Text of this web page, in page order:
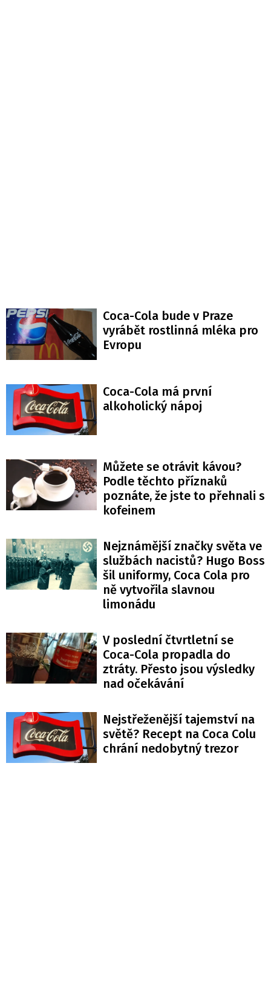
Coca-Cola bude v Praze
vyrábět rostlinná mléka pro
Evropu
Coca-Cola má první
alkoholický nápoj
Můžete se otrávit kávou?
Podle těchto příznaků
poznáte, že jste to přehnali s
kofeinem
Nejznámější značky světa ve
službách nacistů? Hugo Boss
šil uniformy, Coca Cola pro
ně vytvořila slavnou
limonádu
V poslední čtvrtletní se
Coca-Cola propadla do
ztráty. Přesto jsou výsledky
nad očekávání
Nejstřeženější tajemství na
světě? Recept na Coca Colu
chrání nedobytný trezor